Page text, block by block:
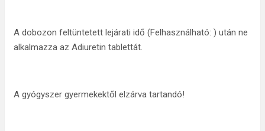
A dobozon feltüntetett lejárati idő (Felhasználható: ) után ne
alkalmazza az Adiuretin tablettát.
A gyógyszer gyermekektől elzárva tartandó!